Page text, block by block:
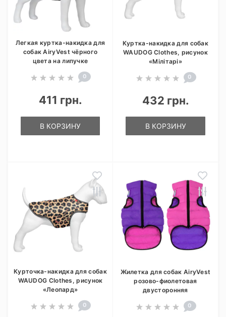
Легкая куртка-накидка для
собак AiryVest чёрного
цвета на липучке
0
411 грн.
В КОРЗИНУ
Куртка-накидка для собак
WAUDOG Clothes, рисунок
«Мілітарі»
0
432 грн.
В КОРЗИНУ
Курточка-накидка для собак
WAUDOG Clothes, рисунок
«Леопард»
0
Жилетка для собак AiryVest
розово-фиолетовая
двусторонняя
0